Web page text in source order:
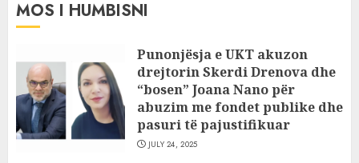
MOS I HUMBISNI
Punonjësja e UKT akuzon
drejtorin Skerdi Drenova dhe
“bosen” Joana Nano për
abuzim me fondet publike dhe
pasuri të pajustifikuar
JULY 24, 2025